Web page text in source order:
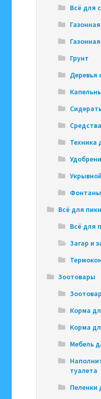
Всё для
Грунт
Деревья
Техника
Фонтаны
Всё для
Всё для
Загар и
Зоотовары
Корма
Корма
Мебель
туалета
Пеленки